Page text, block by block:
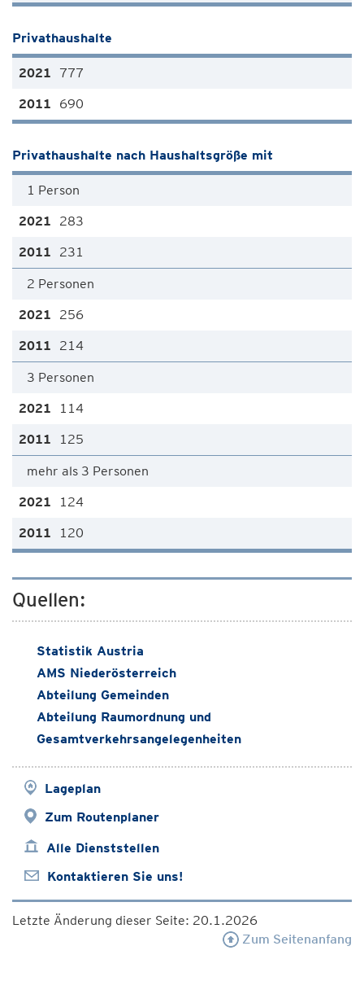
Privathaushalte
777
690
Privathaushalte nach Haushaltsgröße mit
1 Person
283
231
2 Personen
256
214
3 Personen
114
125
mehr als 3 Personen
124
120
Quellen:
Statistik Austria
AMS Niederösterreich
Abteilung Gemeinden
Abteilung Raumordnung und
Gesamtverkehrsangelegenheiten
Lageplan
Zum Routenplaner
Alle Dienststellen
Kontaktieren Sie uns!
Letzte Änderung dieser Seite: 20.1.2026
Zum Seitenanfang